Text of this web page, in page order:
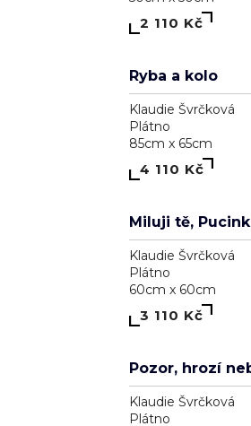
Klaudie Švrčková
Plátno
100cm x 70cm